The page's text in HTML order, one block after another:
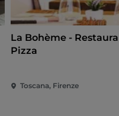
La Bohème -
Pizza
Toscana, Firenze